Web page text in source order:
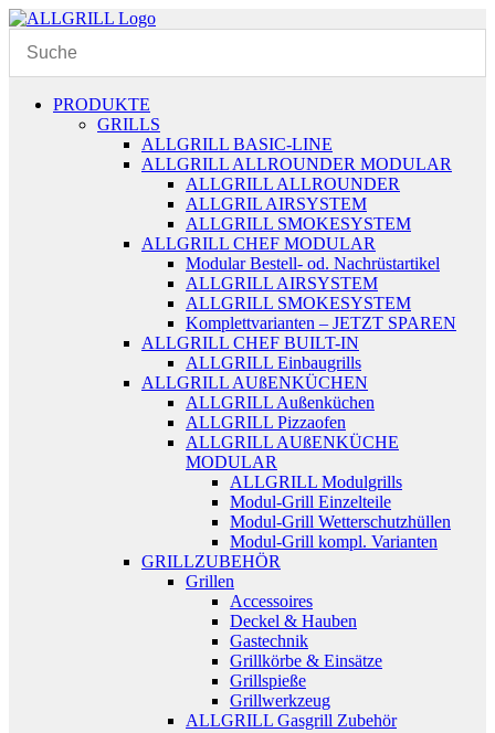
Zum
springen
PRODUKTE
GRILLS
ALLGRILL BASIC-LINE
ALLGRILL ALLROUNDER MODULAR
ALLGRILL ALLROUNDER
ALLGRIL AIRSYSTEM
ALLGRILL SMOKESYSTEM
ALLGRILL CHEF MODULAR
Modular Bestell- od. Nachrüstartikel
ALLGRILL AIRSYSTEM
ALLGRILL SMOKESYSTEM
Komplettvarianten – JETZT SPAREN
ALLGRILL CHEF BUILT-IN
ALLGRILL Einbaugrills
ALLGRILL AUßENKÜCHEN
ALLGRILL Außenküchen
ALLGRILL Pizzaofen
ALLGRILL AUßENKÜCHE
MODULAR
ALLGRILL Modulgrills
Modul-Grill Einzelteile
Modul-Grill Wetterschutzhüllen
Modul-Grill kompl. Varianten
GRILLZUBEHÖR
Grillen
Accessoires
Deckel & Hauben
Gastechnik
Grillkörbe & Einsätze
Grillspieße
Grillwerkzeug
ALLGRILL Gasgrill Zubehör